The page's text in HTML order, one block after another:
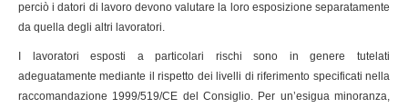
perciò i datori di lavoro devono valutare la loro esposizione separatamente
da quella degli altri lavoratori.
I lavoratori esposti a particolari rischi sono in genere tutelati
adeguatamente mediante il rispetto dei livelli di riferimento specificati nella
raccomandazione 1999/519/CE del Consiglio. Per un’esigua minoranza,